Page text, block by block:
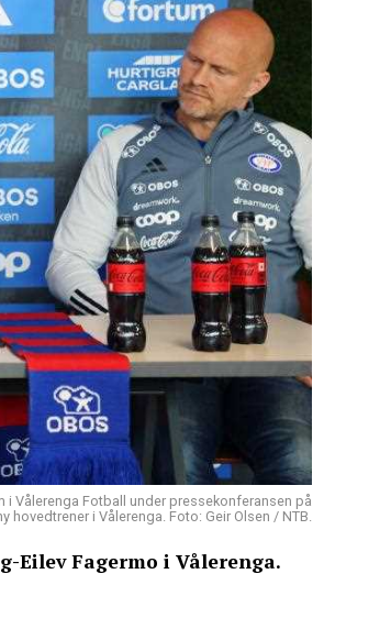
Vålerenga Fotball under pressekonferansen på
hovedtrener i Vålerenga. Foto: Geir Olsen / NTB.
Eilev Fagermo i Vålerenga.